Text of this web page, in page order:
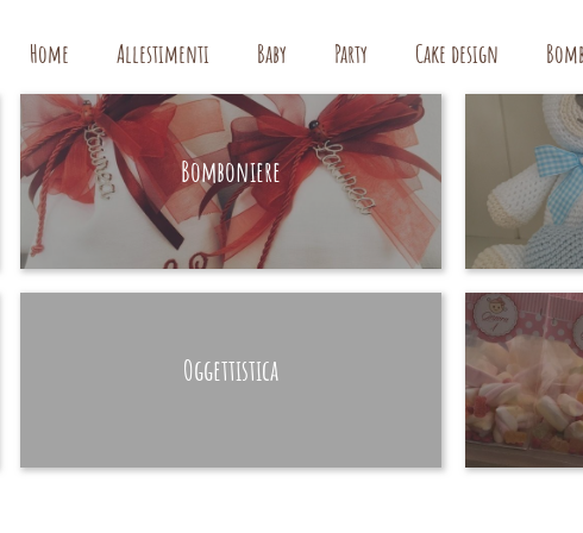
Home Allestimenti Baby Party Cake design
Bomboniere
HAND MADE
Oggettistica